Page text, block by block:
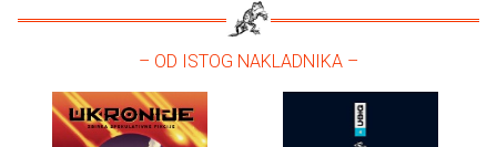
– OD ISTOG NAKLADNIKA –